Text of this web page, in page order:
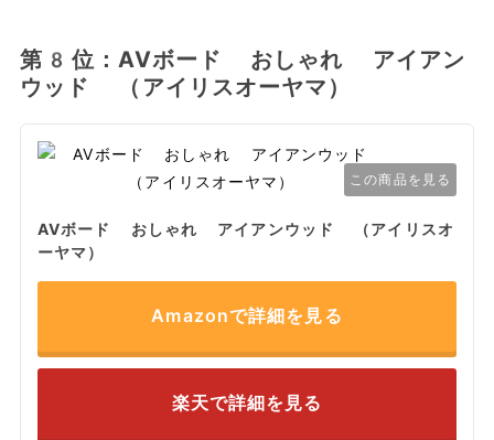
第8位：AVボード おしゃれ アイアン
ウッド （アイリスオーヤマ）
この商品を見る
AVボード おしゃれ アイアンウッド （アイリスオ
ーヤマ）
Amazonで詳細を見る
楽天で詳細を見る